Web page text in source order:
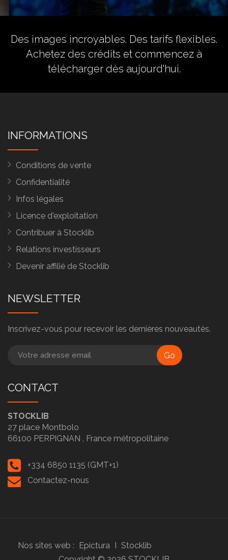
Des images incroyables. Des tarifs flexibles.
Achetez des crédits et commencez à
télécharger dès aujourd'hui.
INFORMATIONS
Conditions de vente
Confidentialité
Infos légales
Licence d'exploitation
Contribuer à Stocklib
Relations investisseurs
Devenir affilié de Stocklib
NEWSLETTER
Inscrivez-vous pour recevoir les dernières nouveautés.
Go
CONTACT
STOCKLIB
27 place Montbolo
66100 PERPIGNAN , France métropolitaine
+334 6850 1135 (GMT+1)
Contactez-nous
Nos sites web : Epictura I Stocklib